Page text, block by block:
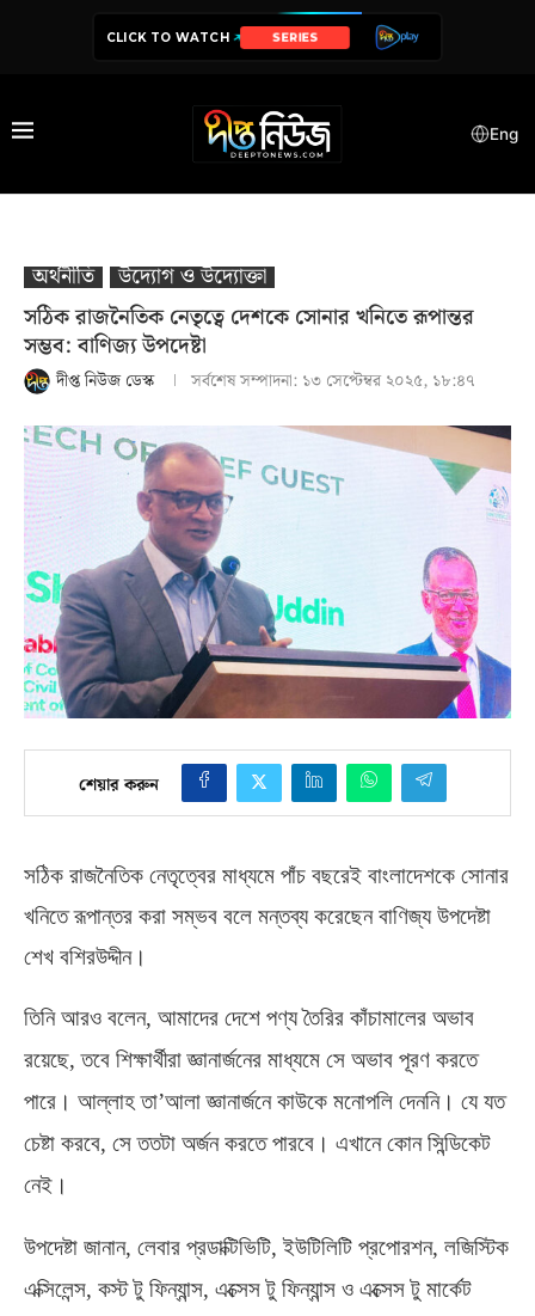
CLICK TO WATCH SERIES
Eng
অর্থনীতি
উদ‍্যোগ ও উদ‍্যোক্তা
সঠিক রাজনৈতিক নেতৃত্বে দেশকে সোনার খনিতে রূপান্তর
সম্ভব: বাণিজ্য উপদেষ্টা
দীপ্ত নিউজ ডেস্ক সর্বশেষ সম্পাদনা: ১৩ সেপ্টেম্বর ২০২৫, ১৮:৪৭
শেয়ার করুন
সঠিক রাজনৈতিক নেতৃত্বের মাধ্যমে পাঁচ বছরেই বাংলাদেশকে সোনার
খনিতে রূপান্তর করা সম্ভব বলে মন্তব্য করেছেন বাণিজ্য উপদেষ্টা
শেখ বশিরউদ্দীন।
তিনি আরও বলেন, আমাদের দেশে পণ্য তৈরির কাঁচামালের অভাব
রয়েছে,তবে শিক্ষার্থীরা জ্ঞানার্জনের মাধ্যমে সে অভাব পূরণ করতে
পারে। আল্লাহ তা’আলা জ্ঞানার্জনে কাউকে মনোপলি দেননি। যে যত
চেষ্টা করবে, সে ততটা অর্জন করতে পারবে। এখানে কোন সিন্ডিকেট
নেই।
উপদেষ্টা জানান, লেবার প্রডাক্টিভিটি,ইউটিলিটি প্রপোরশন, লজিস্টিক
এক্সিলেন্স, কস্ট টু ফিন্যান্স, এক্সেস টু ফিন্যান্স ও এক্সেস টু মার্কেট